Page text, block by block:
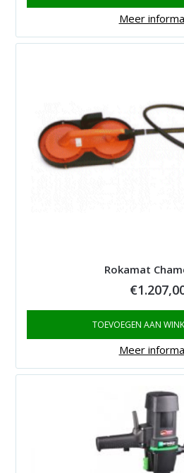
Meer
Rokamat
€
TOEVOEGEN AAN
Meer